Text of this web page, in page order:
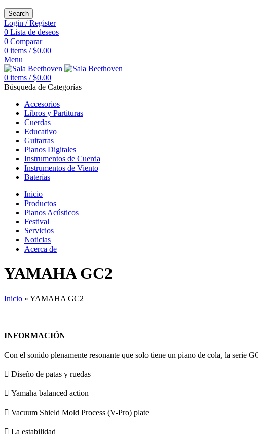
Search
Login / Register
0 Lista de deseos
0 Comparar
0 items / $0.00
Menu
0 items / $0.00
Búsqueda de Categorías
Accesorios
Libros y Partituras
Cuerdas
Educativo
Guitarras
Pianos Digitales
Instrumentos de Cuerda
Instrumentos de Viento
Baterías
Inicio
Productos
Pianos Acústicos
Festival
Servicios
Noticias
Acerca de
YAMAHA GC2
Inicio » YAMAHA GC2
INFORMACIÓN
Con el sonido plenamente resonante que solo tiene un piano de cola, la serie
 Diseño de patas y ruedas
 Yamaha balanced action
 Vacuum Shield Mold Process (V-Pro) plate
 La estabilidad